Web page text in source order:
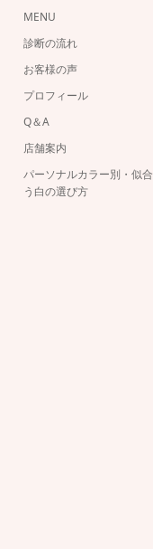
MENU
診断の流れ
お客様の声
プロフィール
Q＆A
店舗案内
パーソナルカラー別・似合
う白の選び方